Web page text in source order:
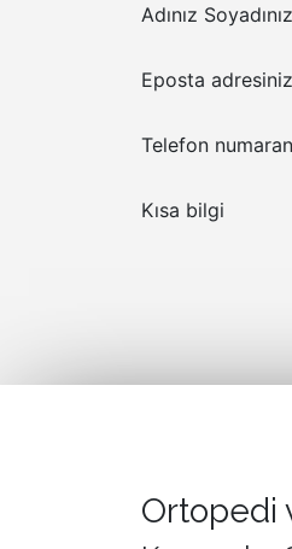
Adınız Soyadınız
Eposta adresiniz
Telefon
Kısa bilgi
Ortopedi